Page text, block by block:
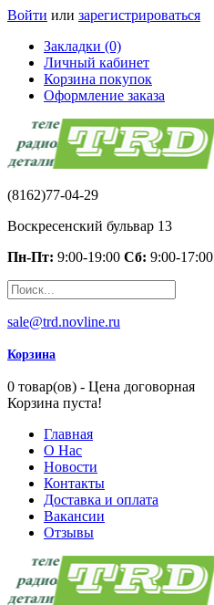
Войти или зарегистрироваться
Закладки (0)
Личный кабинет
Корзина покупок
Оформление заказа
(8162)77-04-29
Воскресенский бульвар 13
Пн-Пт: 9:00-19:00 Сб: 9:00-17:00
sale@trd.novline.ru
Корзина
0 товар(ов) - Цена договорная
Корзина пуста!
Главная
О Нас
Новости
Контакты
Доставка и оплата
Вакансии
Отзывы